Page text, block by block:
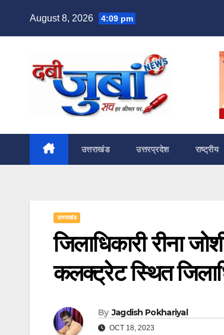
August 8, 2026 4:09 pm
उत्तराखंड उत्तरप्रदेश राष्ट्रीय
उत्तराखंड
जिलाधिकारी रीना
कलक्ट्रेट स्थित
By Jagdish Pokhariyal
OCT 18, 2023